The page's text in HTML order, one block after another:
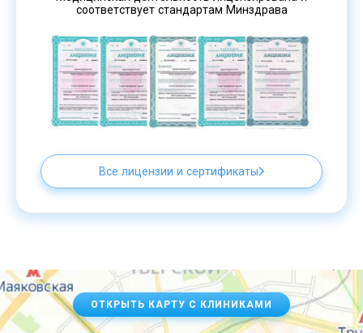
соответствует стандартам Минздрава
Все лицензии и сертификаты
ОТКРЫТЬ КАРТУ С КЛИНИКАМИ